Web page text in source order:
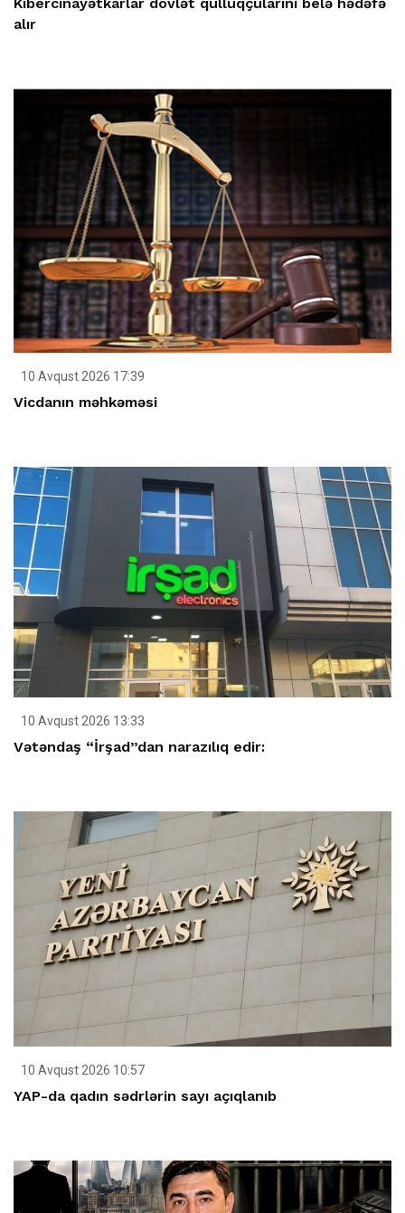
alır
10 Avqust 2026 17:39
Vicdanın məhkəməsi
10 Avqust 2026 13:33
Vətəndaş “İrşad”dan narazılıq edir:
10 Avqust 2026 10:57
YAP-da qadın sədrlərin sayı açıqlanıb